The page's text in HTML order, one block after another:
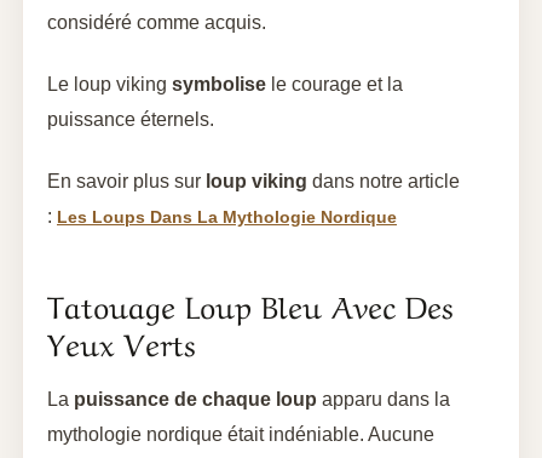
considéré comme acquis.
Le loup viking symbolise le courage et la
puissance éternels.
En savoir plus sur loup viking dans notre article
: Les Loups Dans La Mythologie Nordique
Tatouage Loup Bleu Avec Des
Yeux Verts
La puissance de chaque loup apparu dans la
mythologie nordique était indéniable. Aucune